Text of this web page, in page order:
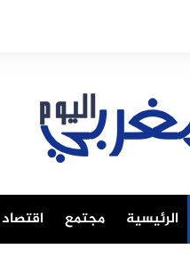
الرئيسية مجتمع اقتصاد